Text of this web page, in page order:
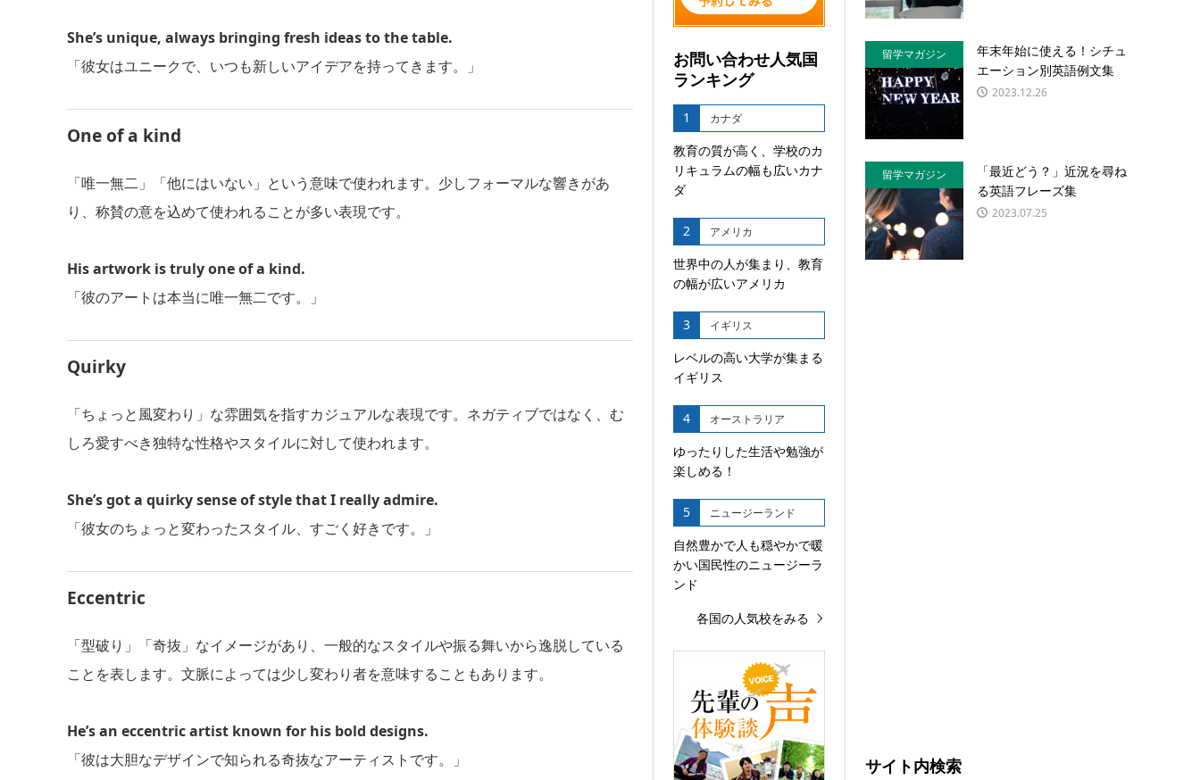
She’s unique, always bringing fresh ideas to the table.
「彼女はユニークで、いつも新しいアイデアを持ってきます。」
One of a kind
「唯一無二」「他にはいない」という意味で使われます。少しフォーマルな響きがあ
り、称賛の意を込めて使われることが多い表現です。
His artwork is truly one of a kind.
「彼のアートは本当に唯一無二です。」
Quirky
「ちょっと風変わり」な雰囲気を指すカジュアルな表現です。ネガティブではなく、む
しろ愛すべき独特な性格やスタイルに対して使われます。
She’s got a quirky sense of style that I really admire.
「彼女のちょっと変わったスタイル、すごく好きです。」
Eccentric
「型破り」「奇抜」なイメージがあり、一般的なスタイルや振る舞いから逸脱している
ことを表します。文脈によっては少し変わり者を意味することもあります。
He’s an eccentric artist known for his bold designs.
「彼は大胆なデザインで知られる奇抜なアーティストです。」
お問い合わせ人気国
ランキング
1 カナダ
教育の質が高く、学校のカ
リキュラムの幅も広いカナ
ダ
2 アメリカ
世界中の人が集まり、教育
の幅が広いアメリカ
3 イギリス
レベルの高い大学が集まる
イギリス
4 オーストラリア
ゆったりした生活や勉強が
楽しめる！
5 ニュージーランド
自然豊かで人も穏やかで暖
かい国民性のニュージーラ
ンド
各国の人気校をみる
留学マガジン
年末年始に使える！シチュ
エーション別英語例文集
2023.12.26
留学マガジン
「最近どう？」近況を尋ね
る英語フレーズ集
2023.07.25
サイト内検索